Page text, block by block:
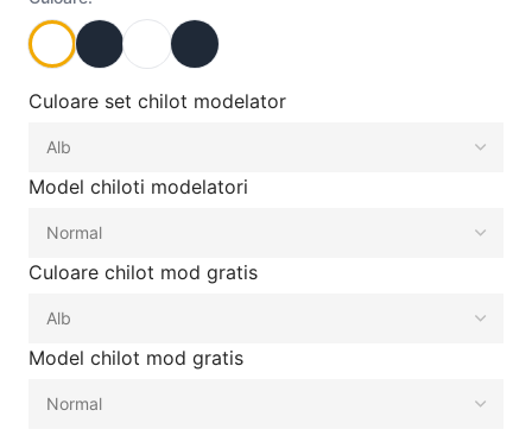
Culoare set chilot modelator
Model chiloti modelatori
Culoare chilot mod gratis
Model chilot mod gratis